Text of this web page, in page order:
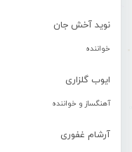
نوید آخش جان
خواننده
ایوب گلزاری
آهنگساز و خواننده
آرشام غفوری